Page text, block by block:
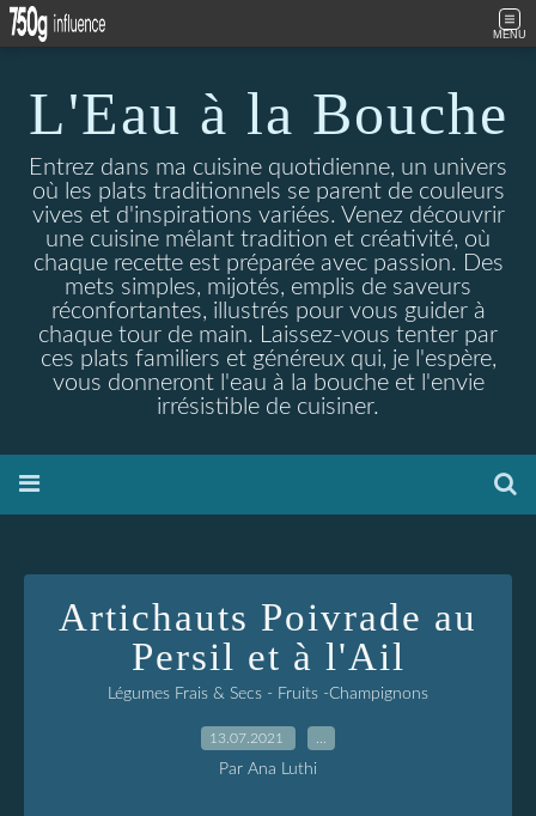
MENU
L'Eau à la Bouche
Entrez dans ma cuisine quotidienne, un univers
où les plats traditionnels se parent de couleurs
vives et d'inspirations variées. Venez découvrir
une cuisine mêlant tradition et créativité, où
chaque recette est préparée avec passion. Des
mets simples, mijotés, emplis de saveurs
réconfortantes, illustrés pour vous guider à
chaque tour de main. Laissez-vous tenter par
ces plats familiers et généreux qui, je l'espère,
vous donneront l'eau à la bouche et l'envie
irrésistible de cuisiner.
Artichauts Poivrade au
Persil et à l'Ail
Légumes Frais & Secs - Fruits -Champignons
13.07.2021
Par Ana Luthi